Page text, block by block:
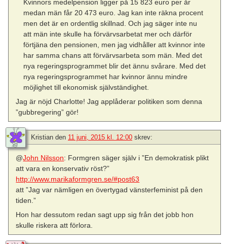
Kvinnors medelpension ligger på 15 823 euro per år
medan män får 20 473 euro. Jag kan inte räkna procent
men det är en ordentlig skillnad. Och jag säger inte nu
att män inte skulle ha förvärvsarbetat mer och därför
förtjäna den pensionen, men jag vidhåller att kvinnor inte
har samma chans att förvärvsarbeta som män. Med det
nya regeringsprogrammet blir det ännu svårare. Med det
nya regeringsprogrammet har kvinnor ännu mindre
möjlighet till ekonomisk självständighet.
Jag är nöjd Charlotte! Jag applåderar politiken som denna
”gubbregering” gör!
Kristian den 11 juni, 2015 kl. 12:00 skrev:
@John Nilsson: Formgren säger själv i ”En demokratisk plikt
att vara en konservativ röst?”
http://www.marikaformgren.se/#post63
att ”Jag var nämligen en övertygad vänsterfeminist på den
tiden.”
Hon har dessutom redan sagt upp sig från det jobb hon
skulle riskera att förlora.